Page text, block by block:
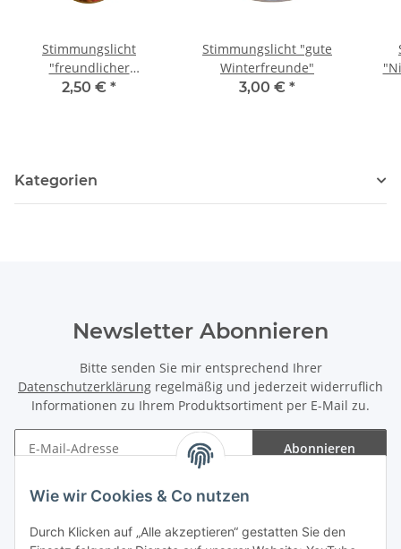
Wie wir Cookies & Co nutzen
Durch Klicken auf „Alle akzeptieren“ gestatten Sie den
Stimmungslicht
"freundlicher
Weihnachtsmann"
2,50 € *
Stimmungslicht "gute
Winterfreunde"
3,00 € *
Kategorien
Newsletter Abonnieren
Bitte senden Sie mir entsprechend Ihrer
Datenschutzerklärung regelmäßig und jederzeit widerruflich
Informationen zu Ihrem Produktsortiment per E-Mail zu.
Abonnieren